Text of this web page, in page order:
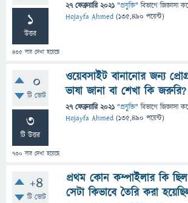
1
উত্তর
435 বার দেখা হয়েছে
27 ফেব্রুয়ারি 2021 "প্রযুক্তি" বিভাগে জিজ্ঞাসা
Hojayfa Ahmed (135,490 পয়েন্ট)
0
টি ভোট
3
টি উত্তর
730 বার দেখা হয়েছে
ওয়েবসাইট বানানোর জন্য
ভাষা জানা বা শেখা কি জরুরি?
27 ফেব্রুয়ারি 2021 "প্রযুক্তি" বিভাগে জিজ্ঞাসা
Hojayfa Ahmed (135,490 পয়েন্ট)
+4
টি ভোট
প্রথম কোন কম্পাইলার কি
সেটা কিভাবে তৈরি করা